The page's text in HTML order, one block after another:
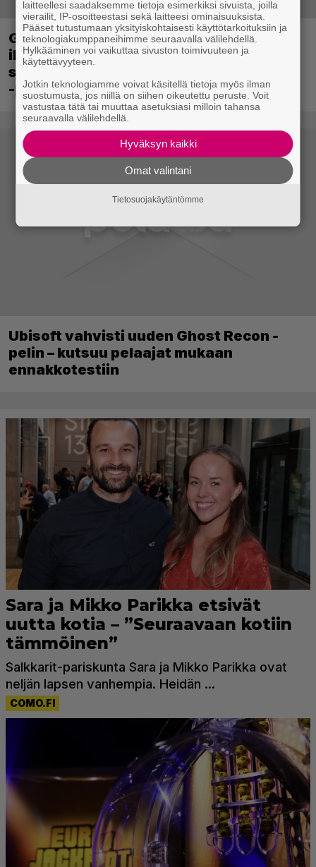
Ghost Recon 25 vuotta: nappaa nyt
ilmaiseksi Ghost Recon: Future Soldier
sekä merkittävä Ghost Recon Wildlands
-päivitys
Ubisoft vahvisti uuden Ghost Recon -
pelin – kutsuu pelaajat mukaan
ennakkotestiin
laitteellesi saadaksemme tietoja esimerkiksi sivuista, joilla
vierailit, IP-osoitteestasi sekä laitteesi ominaisuuksista.
Pääset tutustumaan yksityiskohtaisesti käyttötarkoituksiin ja
teknologiakumppaneihimme seuraavalla välilehdellä.
Hylkääminen voi vaikuttaa sivuston toimivuuteen ja
käytettävyyteen.
Jotkin teknologiamme voivat käsitellä tietoja myös ilman
suostumusta, jos niillä on siihen oikeutettu peruste. Voit
vastustaa tätä tai muuttaa asetuksiasi milloin tahansa
seuraavalla välilehdellä.
Hyväksyn kaikki
Omat valintani
Tietosuojakäytäntömme